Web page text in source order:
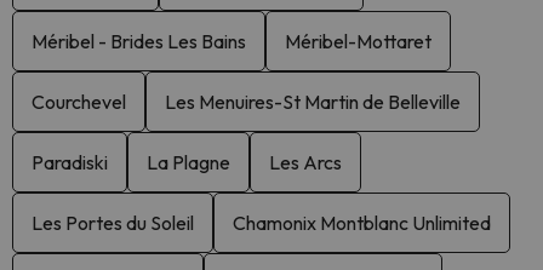
Méribel - Brides Les Bains Méribel-Mottaret
Courchevel Les Menuires-St Martin de Belleville
Paradiski La Plagne Les Arcs
Les Portes du Soleil Chamonix Montblanc Unlimited